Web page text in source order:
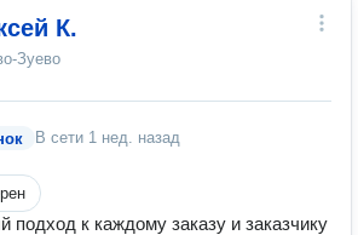
К.
Зуево
В сети 1 нед. назад
к каждому заказу и заказчику